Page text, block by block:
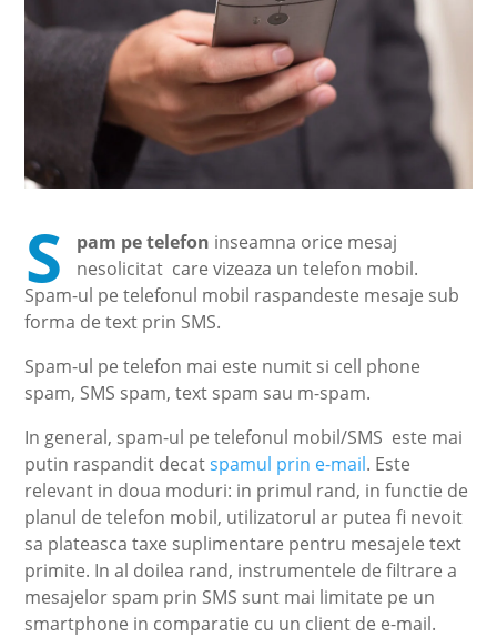
S pam pe telefon inseamna orice mesaj
nesolicitat care vizeaza un telefon mobil.
Spam-ul pe telefonul mobil raspandeste mesaje sub
forma de text prin SMS.
Spam-ul pe telefon mai este numit si cell phone
spam, SMS spam, text spam sau m-spam.
In general, spam-ul pe telefonul mobil/SMS este mai
putin raspandit decatspamul prin e-mail. Este
relevant in doua moduri: in primul rand, in functie de
planul de telefon mobil, utilizatorul ar putea fi nevoit
sa plateasca taxe suplimentare pentru mesajele text
primite. In al doilea rand, instrumentele de filtrare a
mesajelor spam prin SMS sunt mai limitate pe un
smartphone in comparatie cu un client de e-mail.